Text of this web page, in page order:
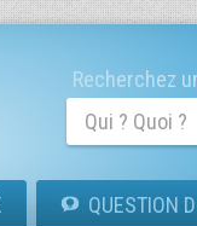
Recherchez
QUESTION